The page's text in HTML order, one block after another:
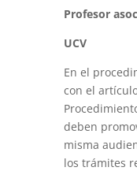
Profesor
UCV
En el
con el
deben
misma
los trámites